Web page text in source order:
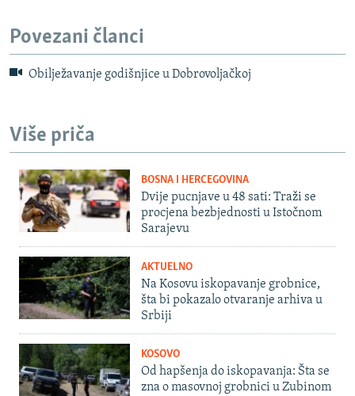
Povezani članci
Obilježavanje godišnjice u Dobrovoljačkoj
Više priča
BOSNA I HERCEGOVINA
Dvije pucnjave u 48 sati: Traži se
procjena bezbjednosti u Istočnom
Sarajevu
AKTUELNO
Na Kosovu iskopavanje grobnice,
šta bi pokazalo otvaranje arhiva u
Srbiji
KOSOVO
Od hapšenja do iskopavanja: Šta se
zna o masovnoj grobnici u Zubinom